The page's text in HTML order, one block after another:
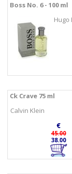
Boss No. 6 - 100 ml
Hugo
Ck Crave 75 ml
Calvin Klein
€
45.00
38.00